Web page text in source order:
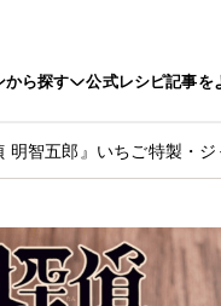
から探す 公式レシピ記事を
明智五郎』いちご特製・